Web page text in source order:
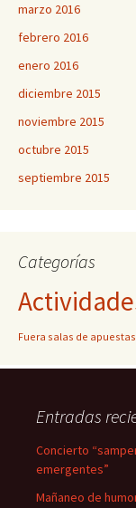
marzo 2016
febrero 2016
enero 2016
diciembre 2015
noviembre 2015
octubre 2015
septiembre 2015
Categorías
Fuera salas de apuestas
Entradas
Concierto
emergentes”
Mañaneo de